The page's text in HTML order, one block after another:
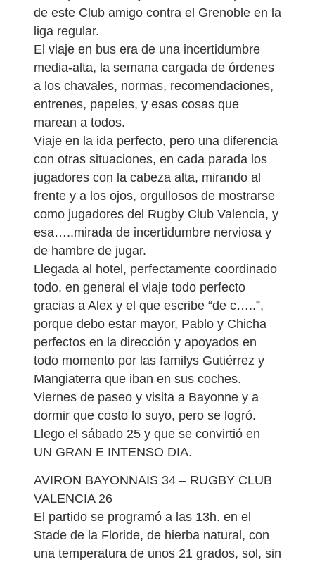
de este Club amigo contra el Grenoble en la
liga regular.
El viaje en bus era de una incertidumbre
media-alta, la semana cargada de órdenes
a los chavales, normas, recomendaciones,
entrenes, papeles, y esas cosas que
marean a todos.
Viaje en la ida perfecto, pero una diferencia
con otras situaciones, en cada parada los
jugadores con la cabeza alta, mirando al
frente y a los ojos, orgullosos de mostrarse
como jugadores del Rugby Club Valencia, y
esa…..mirada de incertidumbre nerviosa y
de hambre de jugar.
Llegada al hotel, perfectamente coordinado
todo, en general el viaje todo perfecto
gracias a Alex y el que escribe “de c…..”,
porque debo estar mayor, Pablo y Chicha
perfectos en la dirección y apoyados en
todo momento por las familys Gutiérrez y
Mangiaterra que iban en sus coches.
Viernes de paseo y visita a Bayonne y a
dormir que costo lo suyo, pero se logró.
Llego el sábado 25 y que se convirtió en
UN GRAN E INTENSO DIA.
AVIRON BAYONNAIS 34 – RUGBY CLUB
VALENCIA 26
El partido se programó a las 13h. en el
Stade de la Floride, de hierba natural, con
una temperatura de unos 21 grados, sol, sin